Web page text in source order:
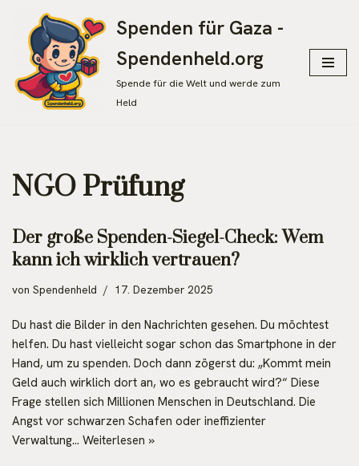
Zum
Inhalt
springen
Spenden für Gaza -
Spendenheld.org
Spende für die Welt und werde zum
Held
NGO Prüfung
Der große Spenden-Siegel-Check: Wem
kann ich wirklich vertrauen?
von Spendenheld 17. Dezember 2025
Du hast die Bilder in den Nachrichten gesehen. Du möchtest
helfen. Du hast vielleicht sogar schon das Smartphone in der
Hand, um zu spenden. Doch dann zögerst du: „Kommt mein
Geld auch wirklich dort an, wo es gebraucht wird?“ Diese
Frage stellen sich Millionen Menschen in Deutschland. Die
Angst vor schwarzen Schafen oder ineffizienter
Verwaltung… Weiterlesen »